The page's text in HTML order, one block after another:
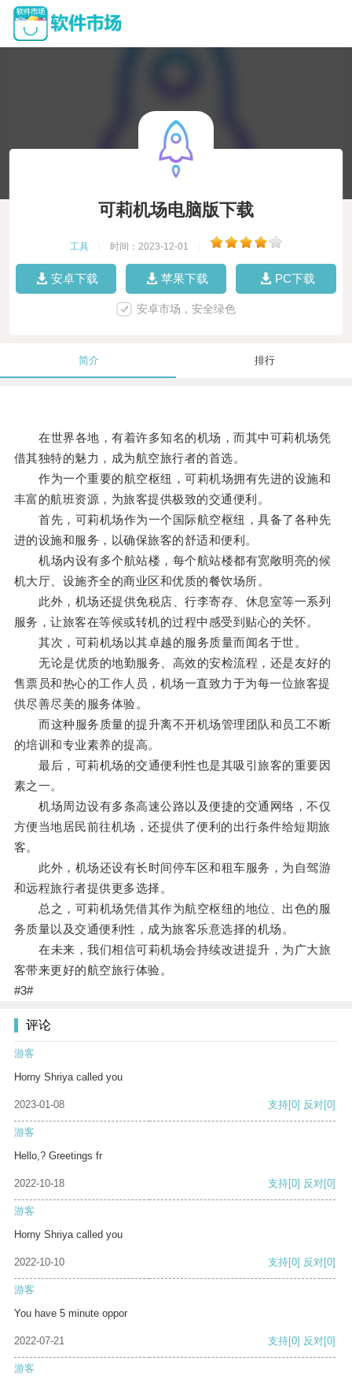
可莉机场电脑版下载
工具 时间：2023-12-01
安卓下载 苹果下载 PC下载
安卓市场，安全绿色
简介 排行
在世界各地，有着许多知名的机场，而其中可莉机场凭
借其独特的魅力，成为航空旅行者的首选。
作为一个重要的航空枢纽，可莉机场拥有先进的设施和
丰富的航班资源，为旅客提供极致的交通便利。
首先，可莉机场作为一个国际航空枢纽，具备了各种先
进的设施和服务，以确保旅客的舒适和便利。
机场内设有多个航站楼，每个航站楼都有宽敞明亮的候
机大厅、设施齐全的商业区和优质的餐饮场所。
此外，机场还提供免税店、行李寄存、休息室等一系列
服务，让旅客在等候或转机的过程中感受到贴心的关怀。
其次，可莉机场以其卓越的服务质量而闻名于世。
无论是优质的地勤服务、高效的安检流程，还是友好的
售票员和热心的工作人员，机场一直致力于为每一位旅客提
供尽善尽美的服务体验。
而这种服务质量的提升离不开机场管理团队和员工不断
的培训和专业素养的提高。
最后，可莉机场的交通便利性也是其吸引旅客的重要因
素之一。
机场周边设有多条高速公路以及便捷的交通网络，不仅
方便当地居民前往机场，还提供了便利的出行条件给短期旅
客。
此外，机场还设有长时间停车区和租车服务，为自驾游
和远程旅行者提供更多选择。
总之，可莉机场凭借其作为航空枢纽的地位、出色的服
务质量以及交通便利性，成为旅客乐意选择的机场。
在未来，我们相信可莉机场会持续改进提升，为广大旅
客带来更好的航空旅行体验。
#3#
评论
游客
Horny Shriya called you
2023-01-08 支持[0] 反对[0]
游客
Hello,? Greetings fr
2022-10-18 支持[0] 反对[0]
游客
Horny Shriya called you
2022-10-10 支持[0] 反对[0]
游客
You have 5 minute oppor
2022-07-21 支持[0] 反对[0]
游客